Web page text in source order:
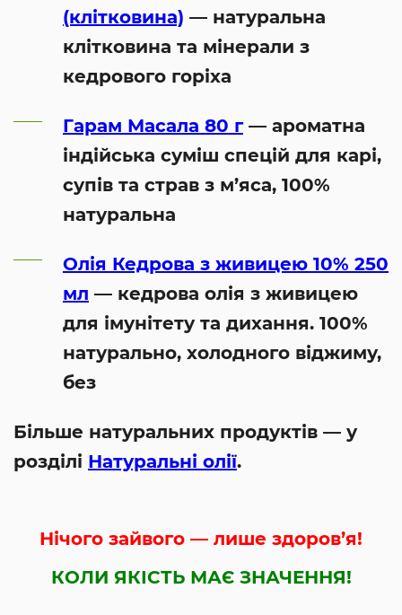
(клітковина) — натуральна
клітковина та мінерали з
кедрового горіха
Гарам Масала 80 г— ароматна
індійська суміш спецій для карі,
супів та страв з м’яса, 100%
натуральна
Олія Кедрова з живицею 10% 250
мл — кедрова олія з живицею
для імунітету та дихання. 100%
натурально, холодного віджиму,
без
Більше натуральних продуктів — у
розділі Натуральні олії.
Нічого зайвого — лише здоров’я!
КОЛИ ЯКІСТЬ МАЄ ЗНАЧЕННЯ!